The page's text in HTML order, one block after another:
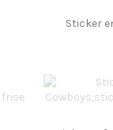
Sticker